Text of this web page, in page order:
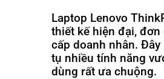
Laptop Lenovo
thiết kế hiện đại, đơn
cấp doanh nhân.
tụ nhiều tính năng
dùng rất ưa chuộng.